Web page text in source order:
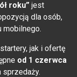
roku” jest
dla osób,
mobilnego.
jak i ofertę
od 1 czerwca
sprzedaży.